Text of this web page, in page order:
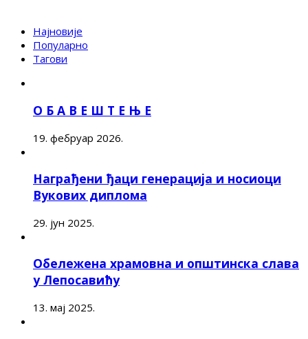
Најновије
Популарно
Тагови
О Б А В Е Ш Т Е Њ Е
19. фебруар 2026.
Награђени ђаци генерација и носиоци
Вукових диплома
29. јун 2025.
Обележена храмовна и општинска слава
у Лепосавићу
13. мај 2025.